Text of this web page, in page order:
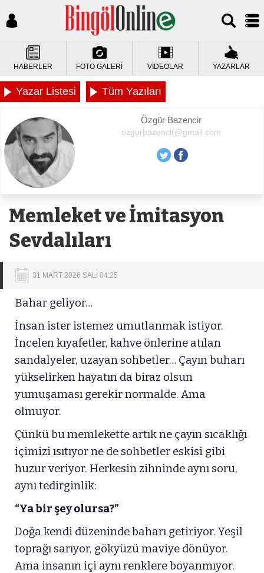
HABERLER FOTO GALERİ VİDEOLAR YAZARLAR
Yazar Listesi Tüm Yazıları
Özgür Bazencir
ozgurbazencir@gmail.com
Memleket ve İmitasyon
Sevdalıları
31 MART 2026 SALI 04:25
Bahar geliyor…
İnsan ister istemez umutlanmak istiyor.
İncelen kıyafetler, kahve önlerine atılan
sandalyeler, uzayan sohbetler… Çayın buharı
yükselirken hayatın da biraz olsun
yumuşaması gerekir normalde. Ama
olmuyor.
Çünkü bu memlekette artık ne çayın sıcaklığı
içimizi ısıtıyor ne de sohbetler eskisi gibi
huzur veriyor. Herkesin zihninde aynı soru,
aynı tedirginlik:
“Ya bir şey olursa?”
Doğa kendi düzeninde baharı getiriyor. Yeşil
toprağı sarıyor, gökyüzü maviye dönüyor.
Ama insanın içi aynı renklere boyanmıyor.